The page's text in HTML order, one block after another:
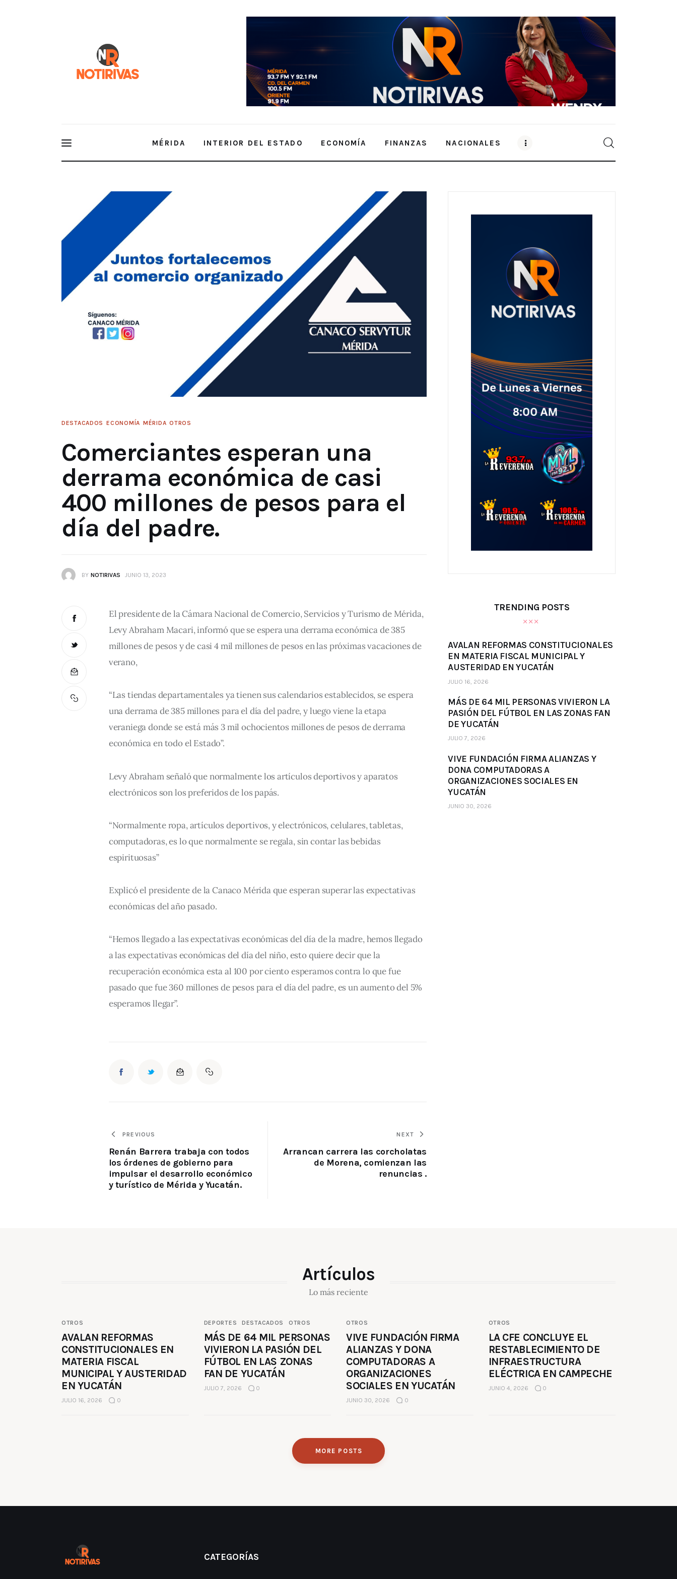
MÉRIDA INTERIOR DEL ESTADO ECONOMÍA FINANZAS NACIONALES
Comerciantes esperan una derrama económica de casi 400 millones de pesos para el día
DESTACADOS ECONOMÍA MÉRIDA OTROS
Comerciantes esperan una
derrama económica de casi
400 millones de pesos para el
día del padre.
BY NOTIRIVAS JUNIO 13, 2023
El presidente de la Cámara Nacional de Comercio, Servicios y Turismo de Mérida,
Levy Abraham Macari, informó que se espera una derrama económica de 385
millones de pesos y de casi 4 mil millones de pesos en las próximas vacaciones de
verano,
“Las tiendas departamentales ya tienen sus calendarios establecidos, se espera
una derrama de 385 millones para el día del padre, y luego viene la etapa
veraniega donde se está más 3 mil ochocientos millones de pesos de derrama
económica en todo el Estado”.
Levy Abraham señaló que normalmente los artículos deportivos y aparatos
electrónicos son los preferidos de los papás.
“Normalmente ropa, artículos deportivos, y electrónicos, celulares, tabletas,
computadoras, es lo que normalmente se regala, sin contar las bebidas
espirituosas”
Explicó el presidente de la Canaco Mérida que esperan superar las expectativas
económicas del año pasado.
“Hemos llegado a las expectativas económicas del día de la madre, hemos llegado
a las expectativas económicas del día del niño, esto quiere decir que la
recuperación económica esta al 100 por ciento esperamos contra lo que fue
pasado que fue 360 millones de pesos para el día del padre, es un aumento del 5%
esperamos llegar”.
PREVIOUS
Renán Barrera trabaja con todos
los órdenes de gobierno para
impulsar el desarrollo económico
y turístico de Mérida y Yucatán.
NEXT
Arrancan carrera las corcholatas
de Morena, comienzan las
renuncias .
TRENDING POSTS
AVALAN REFORMAS CONSTITUCIONALES
EN MATERIA FISCAL MUNICIPAL Y
AUSTERIDAD EN YUCATÁN
JULIO 16, 2026
MÁS DE 64 MIL PERSONAS VIVIERON LA
PASIÓN DEL FÚTBOL EN LAS ZONAS FAN
DE YUCATÁN
JULIO 7, 2026
VIVE FUNDACIÓN FIRMA ALIANZAS Y
DONA COMPUTADORAS A
ORGANIZACIONES SOCIALES EN
YUCATÁN
JUNIO 30, 2026
Artículos
Lo más reciente
OTROS
AVALAN REFORMAS
CONSTITUCIONALES EN
MATERIA FISCAL
MUNICIPAL Y AUSTERIDAD
EN YUCATÁN
JULIO 16, 2026 0
DEPORTES DESTACADOS OTROS
MÁS DE 64 MIL PERSONAS
VIVIERON LA PASIÓN DEL
FÚTBOL EN LAS ZONAS
FAN DE YUCATÁN
JULIO 7, 2026 0
OTROS
VIVE FUNDACIÓN FIRMA
ALIANZAS Y DONA
COMPUTADORAS A
ORGANIZACIONES
SOCIALES EN YUCATÁN
JUNIO 30, 2026 0
OTROS
LA CFE CONCLUYE EL
RESTABLECIMIENTO DE
INFRAESTRUCTURA
ELÉCTRICA EN CAMPECHE
JUNIO 4, 2026 0
MORE POSTS
CATEGORÍAS